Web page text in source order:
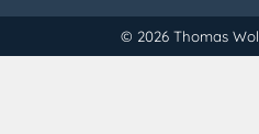
© 2026 Thomas